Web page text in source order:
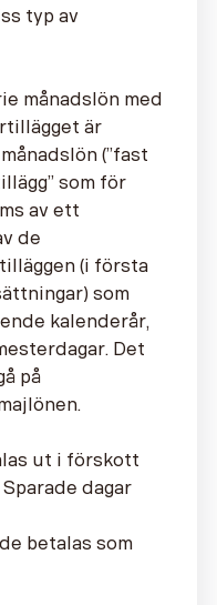
typ av
månadslön med
är
(”fast
som för
av ett
de
(i första
som
kalenderår,
Det
på
ut i förskott
dagar
betalas som